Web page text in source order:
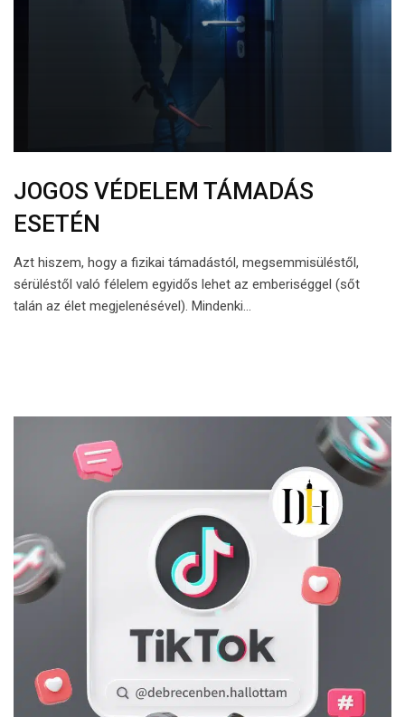
JOGOS VÉDELEM TÁMADÁS
ESETÉN
Azt hiszem, hogy a fizikai támadástól, megsemmisüléstől,
sérüléstől való félelem egyidős lehet az emberiséggel (sőt
talán az élet megjelenésével). Mindenki…